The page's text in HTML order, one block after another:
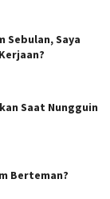
Sebulan, Saya
Saat Nungguin
Berteman?